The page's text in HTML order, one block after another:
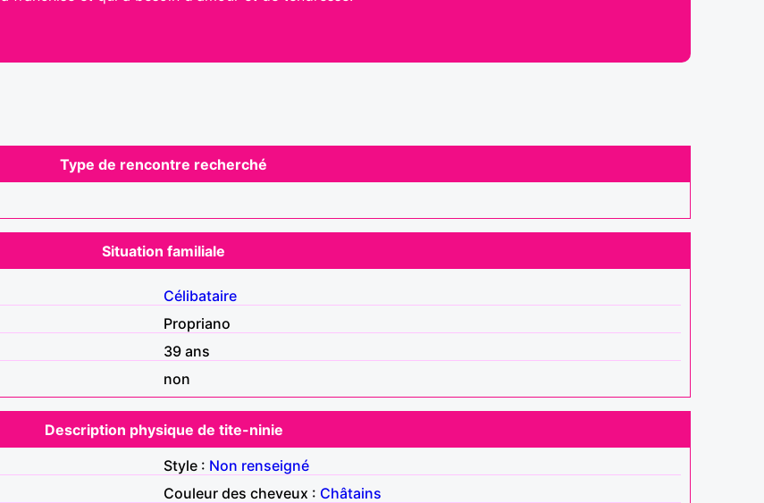
Type de rencontre recherché
Situation familiale
Célibataire
Propriano
39 ans
non
Description physique de tite-ninie
Style : Non renseigné
Couleur des cheveux : Châtains